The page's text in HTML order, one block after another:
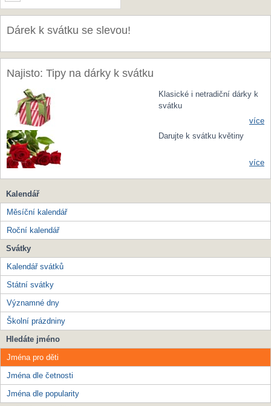
Dárek k svátku se slevou!
Najisto: Tipy na dárky k svátku
Klasické i netradiční dárky k
svátku
více
Darujte k svátku květiny
více
Kalendář
Měsíční kalendář
Roční kalendář
Svátky
Kalendář svátků
Státní svátky
Významné dny
Školní prázdniny
Hledáte jméno
Jména pro děti
Jména dle četnosti
Jména dle popularity